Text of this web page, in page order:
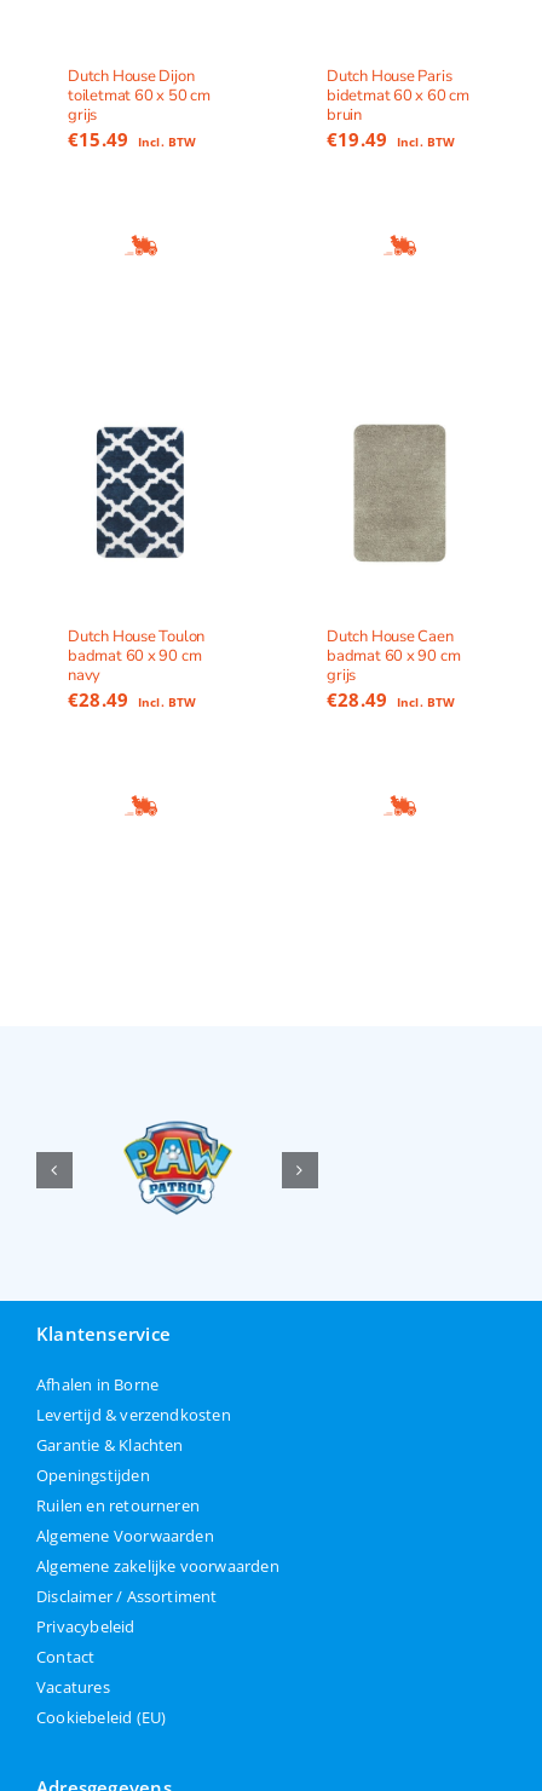
Dutch House Dijon
toiletmat 60 x 50 cm
grijs
€15.49 Incl. BTW
Dutch House Paris
bidetmat 60 x 60 cm
bruin
€19.49 Incl. BTW
Dutch House Toulon
badmat 60 x 90 cm
navy
€28.49 Incl. BTW
Dutch House Caen
badmat 60 x 90 cm
grijs
€28.49 Incl. BTW
Klantenservice
Afhalen in Borne
Levertijd & verzendkosten
Garantie & Klachten
Openingstijden
Ruilen en retourneren
Algemene Voorwaarden
Algemene zakelijke voorwaarden
Disclaimer / Assortiment
Privacybeleid
Contact
Vacatures
Cookiebeleid (EU)